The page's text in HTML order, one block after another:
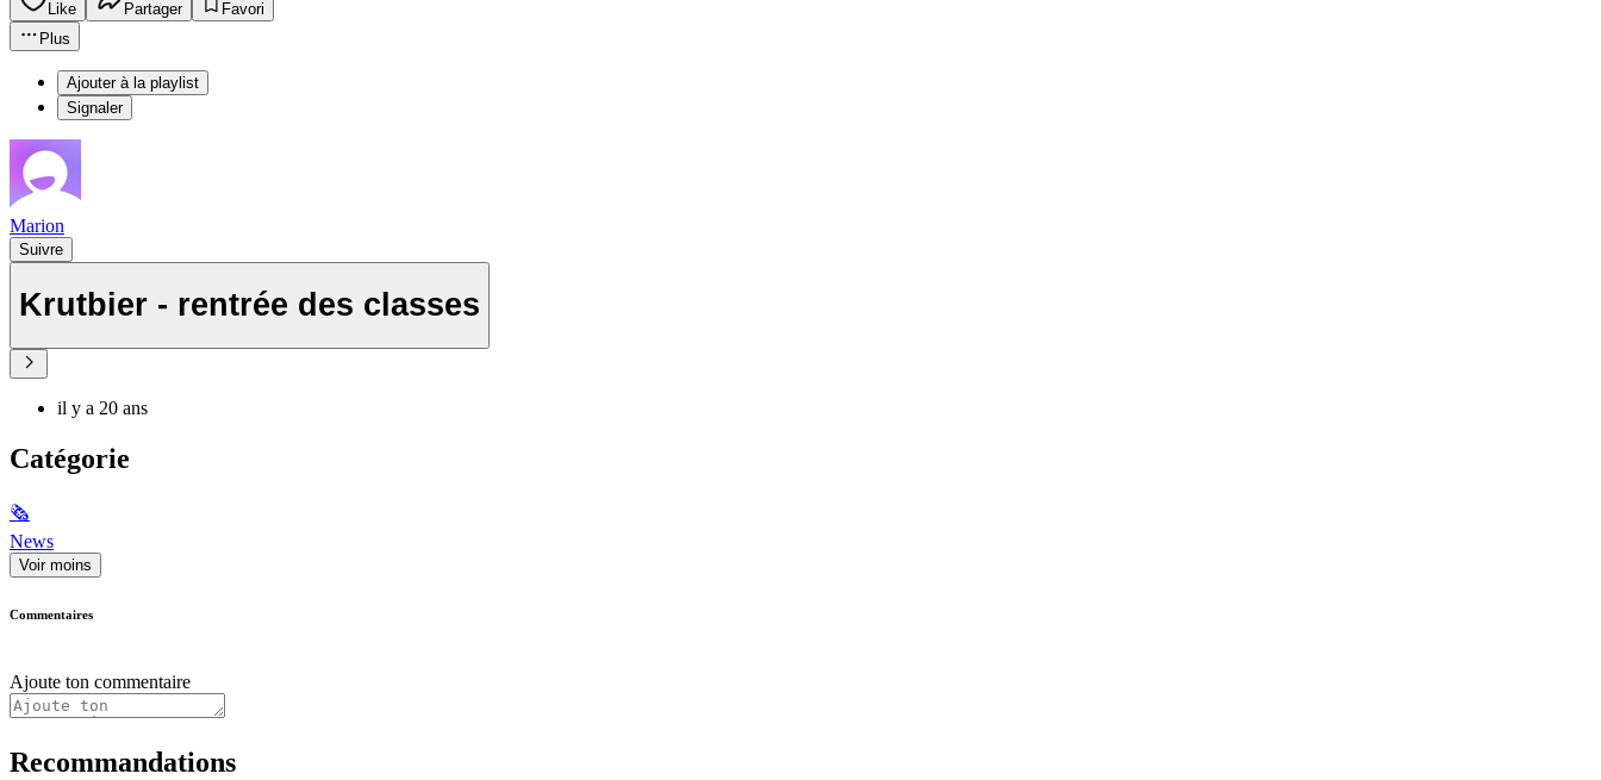
Like Partager
Favori
Plus
Ajouter à la playlist
Signaler
Marion
Suivre
Krutbier - rentrée des classes
il y a 20 ans
Catégorie
🗞
News
Voir moins
Commentaires
Ajoute ton commentaire
Recommandations